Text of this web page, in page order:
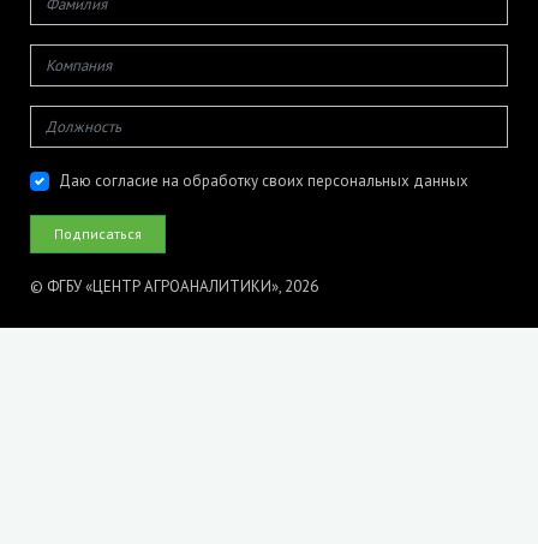
Даю согласие на обработку своих персональных данных
© ФГБУ «ЦЕНТР АГРОАНАЛИТИКИ», 2026